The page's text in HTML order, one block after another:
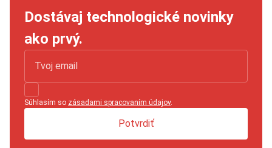
Dostávaj technologické novinky
ako prvý.
Súhlasím so zásadami spracovaním údajov.
Potvrdiť